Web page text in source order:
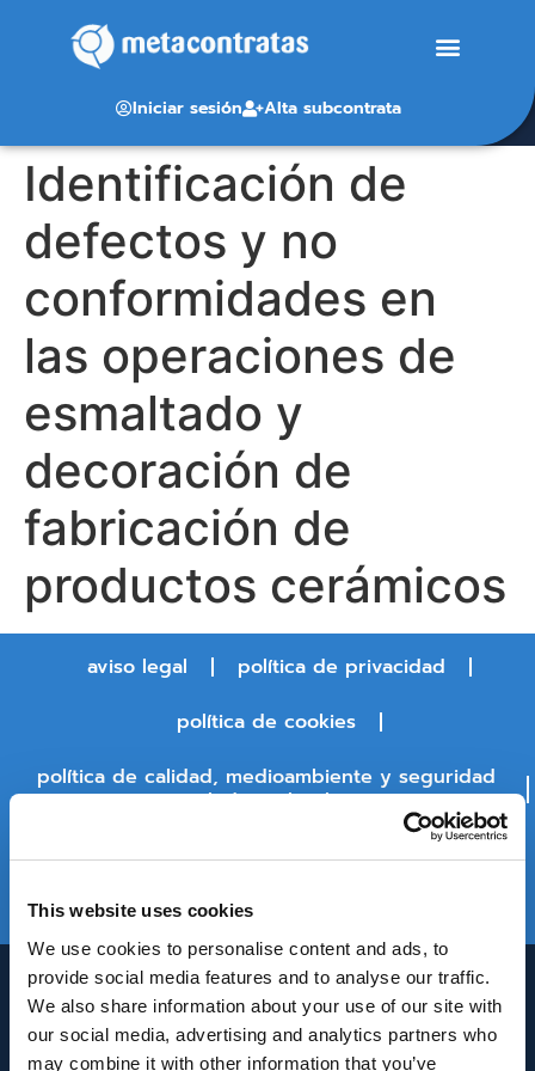
This website uses cookies
We use cookies to personalise content and ads, to
provide social media features and to analyse our traffic.
We also share information about your use of our site with
our social media, advertising and analytics partners who
may combine it with other information that you’ve
Iniciar sesión Alta subcontrata
Identificación de
defectos y no
conformidades en
las operaciones de
esmaltado y
decoración de
fabricación de
productos cerámicos
aviso legal
política de privacidad
política de cookies
política de calidad, medioambiente y seguridad
y salud en el trabajo
política de seguridad de la información
estado de la plataforma